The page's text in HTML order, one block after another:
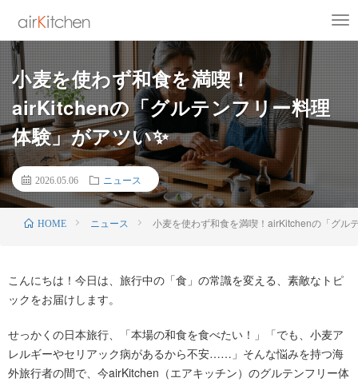
小麦を使わず和食を満喫！
airKitchenの「グルテンフリー料理
体験」がアツい✨
2026.05.06 ニュース
HOME ニュース 小麦を使わず和食を満喫！airKitchenの「グル
こんにちは！今日は、旅行中の「食」の常識を変える、素敵なトピ
ックをお届けします。
せっかくの日本旅行、「本場の和食を食べたい！」「でも、小麦ア
レルギーやセリアック病があるから不安……」そんな悩みを持つ海
外旅行者の間で、今airKitchen（エアキッチン）のグルテンフリー体